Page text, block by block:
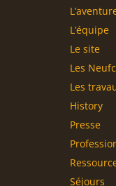
L’équipe
Le site
Les
Les
History
Presse
tourisme
Séjours